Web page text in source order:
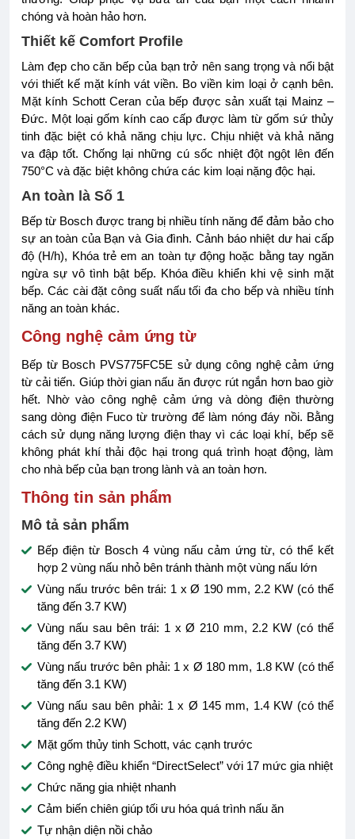
chóng và hoàn hảo hơn.
Thiết kế Comfort Profile
Làm đẹp cho căn bếp của bạn trở nên sang trọng và nổi bật
với thiết kế mặt kính vát viền. Bo viền kim loại ở cạnh bên.
Mặt kính Schott Ceran của bếp được sản xuất tại Mainz –
Đức. Một loại gốm kính cao cấp được làm từ gốm sứ thủy
tinh đặc biệt có khả năng chịu lực. Chịu nhiệt và khả năng
va đập tốt. Chống lại những cú sốc nhiệt đột ngột lên đến
750°C và đặc biệt không chứa các kim loại nặng độc hại.
An toàn là Số 1
Bếp từ Bosch được trang bị nhiều tính năng để đảm bảo cho
sự an toàn của Bạn và Gia đình. Cảnh báo nhiệt dư hai cấp
độ (H/h), Khóa trẻ em an toàn tự động hoặc bằng tay ngăn
ngừa sự vô tình bật bếp. Khóa điều khiển khi vệ sinh mặt
bếp. Các cài đặt công suất nấu tối đa cho bếp và nhiều tính
năng an toàn khác.
Công nghệ cảm ứng từ
Bếp từ Bosch PVS775FC5E sử dụng công nghệ cảm ứng
từ cải tiến. Giúp thời gian nấu ăn được rút ngắn hơn bao giờ
hết. Nhờ vào công nghệ cảm ứng và dòng điện thường
sang dòng điện Fuco từ trường để làm nóng đáy nồi. Bằng
cách sử dụng năng lượng điện thay vì các loại khí, bếp sẽ
không phát khí thải độc hại trong quá trình hoạt động, làm
cho nhà bếp của bạn trong lành và an toàn hơn.
Thông tin sản phẩm
Mô tả sản phẩm
Bếp điện từ Bosch 4 vùng nấu cảm ứng từ, có thể kết
hợp 2 vùng nấu nhỏ bên tránh thành một vùng nấu lớn
Vùng nấu trước bên trái: 1 x Ø 190 mm, 2.2 KW (có thể
tăng đến 3.7 KW)
Vùng nấu sau bên trái: 1 x Ø 210 mm, 2.2 KW (có thể
tăng đến 3.7 KW)
Vùng nấu trước bên phải: 1 x Ø 180 mm, 1.8 KW (có thể
tăng đến 3.1 KW)
Vùng nấu sau bên phải: 1 x Ø 145 mm, 1.4 KW (có thể
tăng đến 2.2 KW)
Mặt gốm thủy tinh Schott, vác cạnh trước
Công nghệ điều khiển “DirectSelect” với 17 mức gia nhiệt
Chức năng gia nhiệt nhanh
Cảm biến chiên giúp tối ưu hóa quá trình nấu ăn
Tự nhận diện nồi chảo